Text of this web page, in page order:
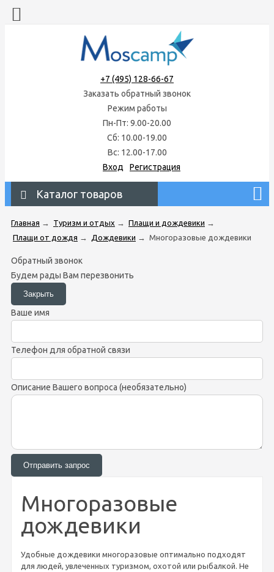
+7 (495) 128-66-67
Заказать обратный звонок
Режим работы
Пн-Пт: 9.00-20.00
Сб: 10.00-19.00
Вс: 12.00-17.00
Вход
Регистрация
Каталог товаров
Главная → Туризм и отдых → Плащи и дождевики →
Плащи от дождя → Дождевики → Многоразовые дождевики
Обратный звонок
Будем рады Вам перезвонить
Ваше имя
Телефон для обратной связи
Описание Вашего вопроса (необязательно)
Многоразовые
дождевики
Удобные дождевики многоразовые оптимально подходят
для людей, увлеченных туризмом, охотой или рыбалкой. Не